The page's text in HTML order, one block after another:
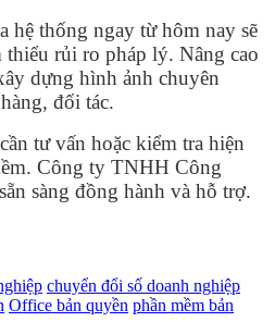
hệ thống ngay từ hôm nay sẽ
rủi ro pháp lý. Nâng cao
dựng hình ảnh chuyên
đối tác.
tư vấn hoặc kiểm tra hiện
Công ty TNHH Công
sàng đồng hành và hỗ trợ.
chuyển đổi số doanh nghiệp
Office bản quyền phần mềm bản